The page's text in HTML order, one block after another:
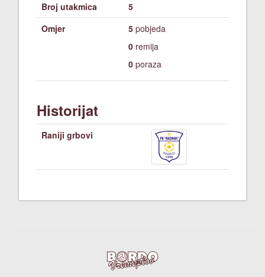
Broj utakmica
5
Omjer
5 pobjeda
0 remija
0 poraza
Historijat
Raniji grbovi